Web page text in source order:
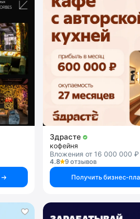
Здрасте
кофейня
Вложения от 16 000 000 ₽
4.8
9 отзывов
Получить бизнес-